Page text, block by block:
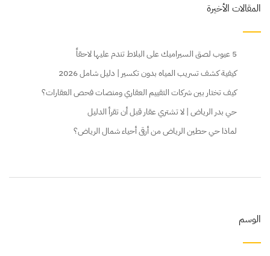
المقالات الأخيرة
5 عيوب لصق السيراميك على البلاط تندم عليها لاحقاً
كيفية كشف تسريب المياه بدون تكسير | دليل شامل 2026
كيف تختار بين شركات التقييم العقاري ومنصات فحص العقارات؟
حي بدر الرياض | لا تشتري عقار قبل أن تقرأ الدليل
لماذا حي حطين الرياض من أرقى أحياء شمال الرياض؟
الوسم